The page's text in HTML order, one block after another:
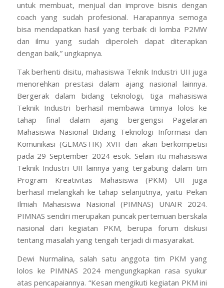
untuk membuat, menjual danimprovebisnis dengan
coachyang sudah profesional. Harapannya semoga
bisa mendapatkan hasil yang terbaik di lomba P2MW
dan ilmu yang sudah diperoleh dapat diterapkan
dengan baik,” ungkapnya.
Tak berhenti disitu, mahasiswa Teknik Industri UII juga
menorehkan prestasi dalam ajang nasional lainnya.
Bergerak dalam bidang teknologi, tiga mahasiswa
Teknik Industri berhasil membawa timnya lolos ke
tahap final dalam ajang bergengsi Pagelaran
Mahasiswa Nasional Bidang Teknologi Informasi dan
Komunikasi (GEMASTIK) XVII dan akan berkompetisi
pada 29 September 2024 esok. Selain itu mahasiswa
Teknik Industri UII lainnya yang tergabung dalam tim
Program Kreativitas Mahasiswa (PKM) UII juga
berhasil melangkah ke tahap selanjutnya, yaitu Pekan
Ilmiah Mahasiswa Nasional (PIMNAS) UNAIR 2024.
PIMNAS sendiri merupakan puncak pertemuan berskala
nasional dari kegiatan PKM, berupa forum diskusi
tentang masalah yang tengah terjadi di masyarakat.
Dewi Nurmalina, salah satu anggota tim PKM yang
lolos ke PIMNAS 2024 mengungkapkan rasa syukur
atas pencapaiannya. “Kesan mengikuti kegiatan PKM ini